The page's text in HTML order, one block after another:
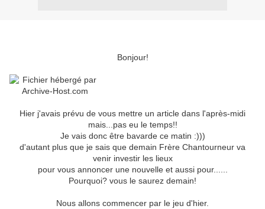
Bonjour!
Hier j'avais prévu de vous mettre un article dans l'après-midi
mais...pas eu le temps!!
Je vais donc être bavarde ce matin :)))
d'autant plus que je sais que demain Frère Chantourneur va
venir investir les lieux
pour vous annoncer une nouvelle et aussi pour......
Pourquoi? vous le saurez demain!
Nous allons commencer par le jeu d'hier.